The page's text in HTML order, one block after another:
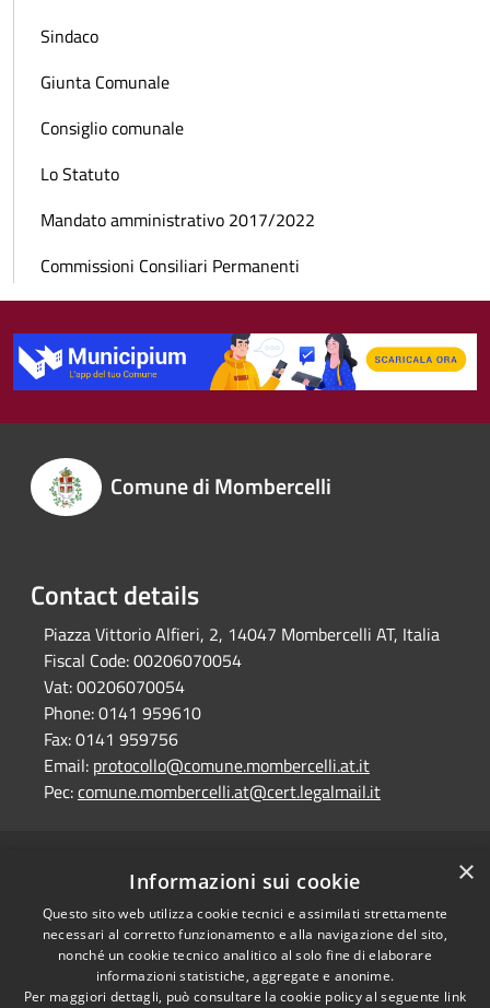
Sindaco
Giunta Comunale
Consiglio comunale
Lo Statuto
Mandato amministrativo 2017/2022
Commissioni Consiliari Permanenti
Comune di Mombercelli
Contact details
Piazza Vittorio Alfieri, 2, 14047 Mombercelli AT, Italia
Fiscal Code:00206070054
Vat:00206070054
Phone:0141 959610
Fax:0141 959756
Email: protocollo@comune.mombercelli.at.it
Pec:comune.mombercelli.at@cert.legalmail.it
Privacy
Cookie
Comune convenzionato
Astigov
Progetto|Convenzione
Adesioni
×
Informazioni sui cookie
Questo sito web utilizza cookie tecnici e assimilati strettamente
necessari al corretto funzionamento e alla navigazione del sito,
nonché un cookie tecnico analitico al solo fine di elaborare
informazioni statistiche, aggregate e anonime.
Per maggiori dettagli, può consultare la cookie policy al seguente link